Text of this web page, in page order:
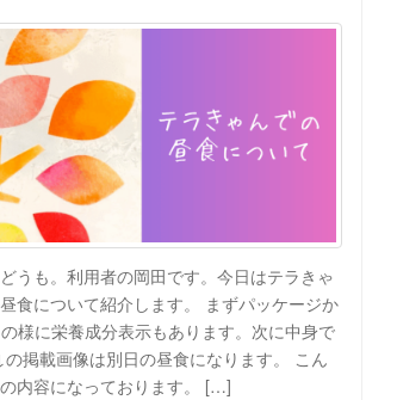
うも。利用者の岡田です。今日はテラきゃ
食について紹介します。 まずパッケージか
様に栄養成分表示もあります。次に中身で
掲載画像は別日の昼食になります。 こん
内容になっております。 […]